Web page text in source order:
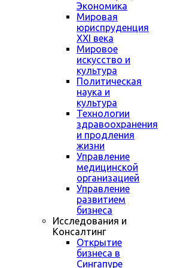
Экономика
Мировая
юриспруденция
XXI века
Мировое
искусство и
культура
Политическая
наука и
культура
Технологии
здравоохранения
и продления
жизни
Управление
медицинской
организацией
Управление
развитием
бизнеса
Исследования и
Консалтинг
Открытие
бизнеса в
Сингапуре